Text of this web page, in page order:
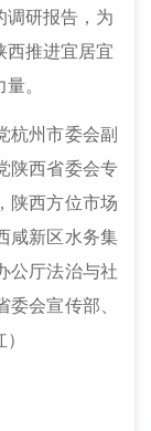
调研报告，为
西推进宜居宜
。
杭州市委会副
陕西省委会专
陕西方位市场
咸新区水务集
公厅法治与社
会宣传部、